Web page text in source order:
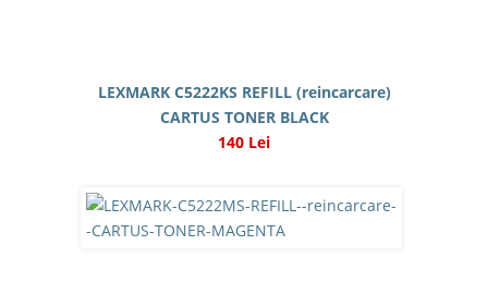
LEXMARK C5222KS REFILL (reincarcare)
CARTUS TONER BLACK
140 Lei